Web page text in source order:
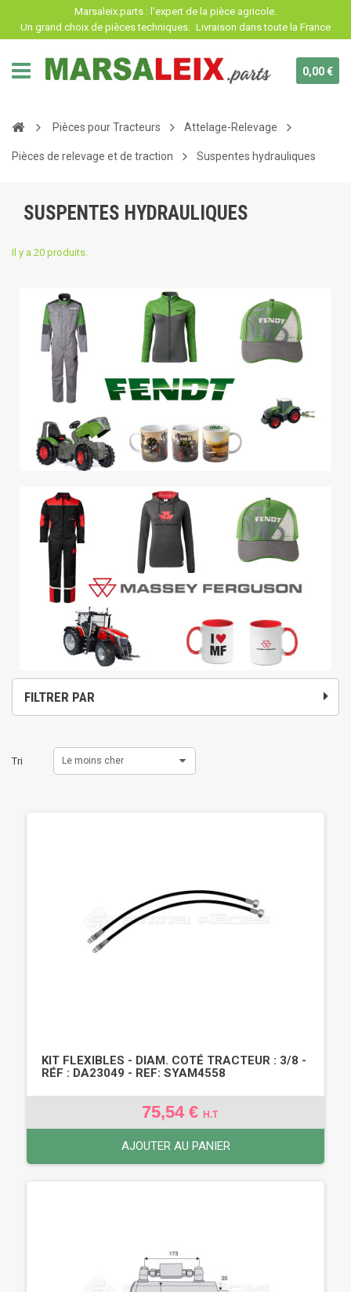
Marsaleix.parts : l'expert de la pièce agricole.
Un grand choix de pièces techniques. Livraison dans toute la France
0,00 €
Pièces pour Tracteurs Attelage-Relevage
Pièces de relevage et de traction Suspentes hydrauliques
SUSPENTES HYDRAULIQUES
Il y a 20 produits.
FILTRER PAR
Tri Le moins cher
KIT FLEXIBLES - DIAM. COTÉ TRACTEUR : 3/8 -
RÉF : DA23049 - REF: SYAM4558
75,54 € H.T
AJOUTER AU PANIER
Panneau de gestion des cookies